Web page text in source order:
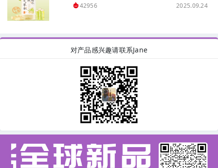
42956 2025.09.24
对产品感兴趣请联系Jane